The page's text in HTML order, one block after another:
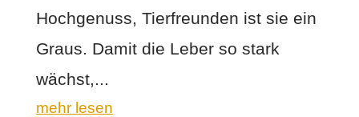
Hochgenuss, Tierfreunden ist sie ein
Graus. Damit die Leber so stark
wächst,...
mehr lesen